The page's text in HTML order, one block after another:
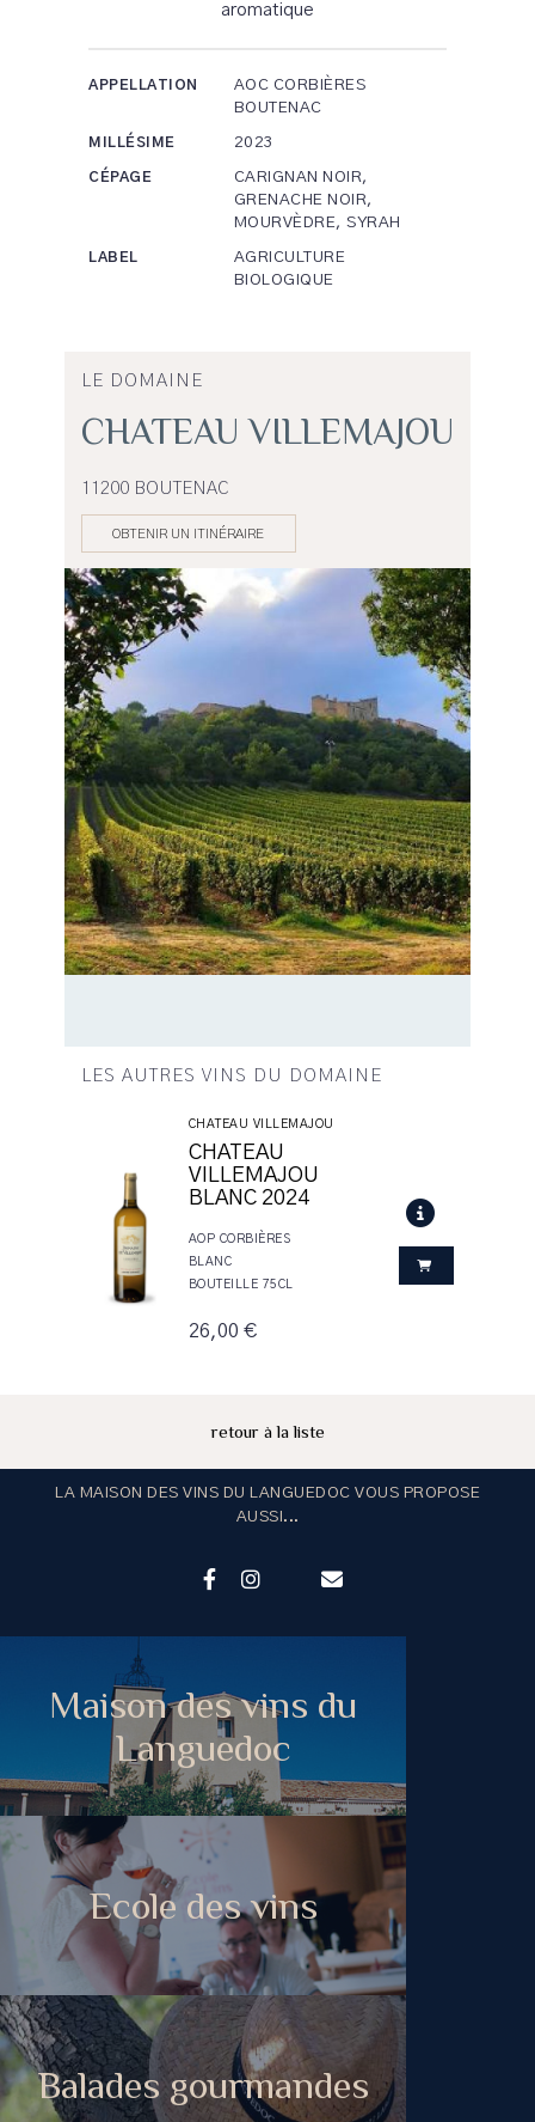
aromatique
APPELLATION
AOC CORBIÈRES
BOUTENAC
MILLÉSIME 2023
CÉPAGE
CARIGNAN NOIR,
GRENACHE NOIR,
MOURVÈDRE, SYRAH
LABEL
AGRICULTURE
BIOLOGIQUE
LE DOMAINE
CHATEAU VILLEMAJOU
11200 BOUTENAC
OBTENIR UN ITINÉRAIRE
LES AUTRES VINS DU DOMAINE
CHATEAU VILLEMAJOU
CHATEAU
VILLEMAJOU
BLANC 2024
AOP CORBIÈRES
BLANC
BOUTEILLE 75CL
26,00 €
retour à la liste
LA MAISON DES VINS DU LANGUEDOC VOUS PROPOSE
AUSSI...
Maison des vins du
Languedoc
Ecole des vins
Balades gourmandes